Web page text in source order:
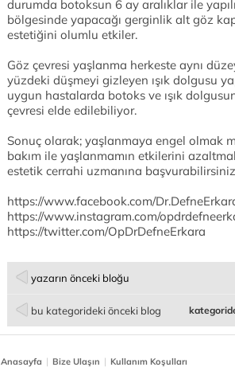
durumda botoksun 6 ay aralıklar ile
bölgesinde yapacağı gerginlik alt göz
estetiğini olumlu etkiler.
Göz çevresi yaşlanma herkeste aynı
yüzdeki düşmeyi gizleyen ışık dolgusu
uygun hastalarda botoks ve ışık
çevresi elde edilebiliyor.
Sonuç olarak; yaşlanmaya engel olmak
bakım ile yaşlanmamın etkilerini
estetik cerrahi uzmanına
https://www.facebook.com/
https://www.instagram.com/
https://twitter.com/OpDrDefneErkara
yazarın önceki bloğu
bu kategorideki önceki blog
Anasayfa | Bize Ulaşın | Kullanım Koşulları